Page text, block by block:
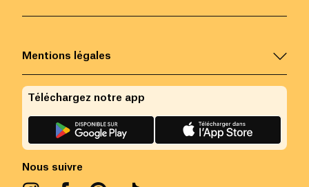
Mentions légales
Nous suivre
Téléchargez notre app